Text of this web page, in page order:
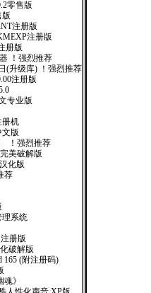
零售版
版
注册版
注册版
册版
！强烈推荐
(升级库) ！强烈推荐
注册版
文专业版
册机
文版
！强烈推荐
美破解版
化版
荐
理系统
册版
破解版
165 (附注册码)
》